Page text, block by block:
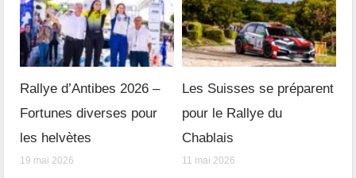
Rallye d’Antibes 2026 –
Fortunes diverses pour
les helvètes
19 mai 2026
Les Suisses se préparent
pour le Rallye du
Chablais
11 mai 2026